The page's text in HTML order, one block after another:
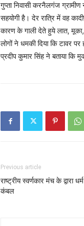
गुप्ता निवासी करनैलगंज
सहयोगी है। देर रात्रि में वह
कारण के गाली देते हुये लात,
लोगों ने धमकी दिया कि टावर
प्रदीप कुमार सिंह ने बताया कि
Previous article
राष्ट्रीय स्वर्णकार मंच के द्वारा
कंबल